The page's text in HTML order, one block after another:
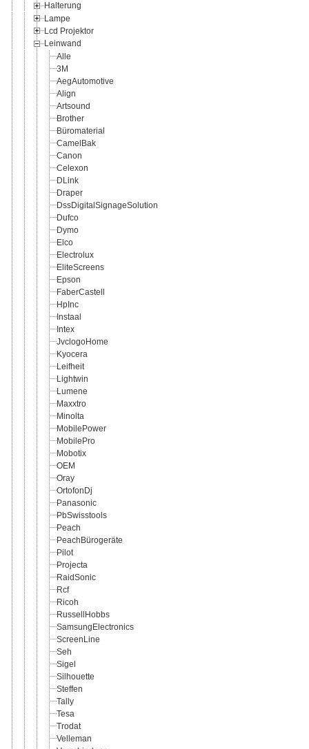
Halterung
Lampe
Lcd Projektor
Leinwand
Alle
3M
AegAutomotive
Align
Artsound
Brother
Büromaterial
CamelBak
Canon
Celexon
DLink
Draper
DssDigitalSignageSolution
Dufco
Dymo
Elco
Electrolux
EliteScreens
Epson
FaberCastell
HpInc
Instaal
Intex
JvclogoHome
Kyocera
Leifheit
Lightwin
Lumene
Maxxtro
Minolta
MobilePower
MobilePro
Mobotix
OEM
Oray
OrtofonDj
Panasonic
PbSwisstools
Peach
PeachBürogeräte
Pilot
Projecta
RaidSonic
Rcf
Ricoh
RussellHobbs
SamsungElectronics
ScreenLine
Seh
Sigel
Silhouette
Steffen
Tally
Tesa
Trodat
Velleman